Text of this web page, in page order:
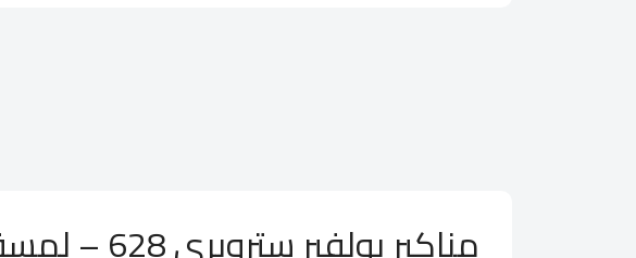
مناكير بولفير ستروبري 628 – لمسة فراولة على أظافرك